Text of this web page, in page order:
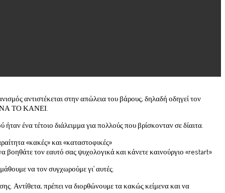
αντιστέκεται στην απώλεια του βάρους, δηλαδή οδηγεί τον
ΝΑ ΤΟ ΚΑΝΕΙ.
ένα τέτοιο διάλειμμα για πολλούς που βρίσκονταν σε δίαιτα.
«κακές» και «καταστοφικές»
τον εαυτό σας ψυχολογικά και κάνετε καινούργιο «restart»
να τον συγχωρούμε γι’ αυτές.
Αντίθετα, πρέπει να διορθώνουμε τα κακώς κείμενα και να